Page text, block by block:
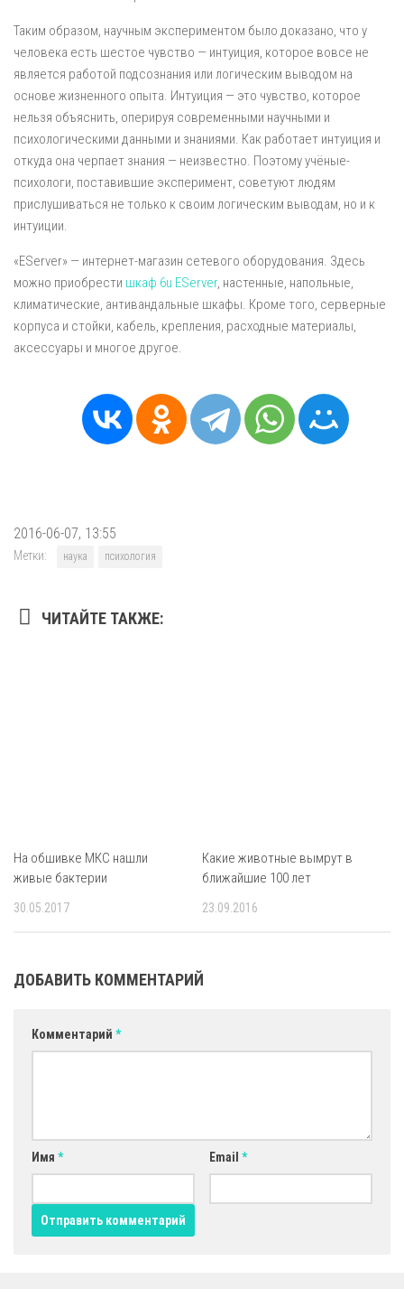
Таким образом, научным экспериментом было доказано, что у
человека есть шестое чувство — интуиция, которое вовсе не
является работой подсознания или логическим выводом на
основе жизненного опыта. Интуиция — это чувство, которое
нельзя объяснить, оперируя современными научными и
психологическими данными и знаниями. Как работает интуиция и
откуда она черпает знания — неизвестно. Поэтому учёные-
психологи, поставившие эксперимент, советуют людям
прислушиваться не только к своим логическим выводам, но и к
интуиции.
«EServer» — интернет-магазин сетевого оборудования. Здесь
можно приобрести шкаф 6u EServer, настенные, напольные,
климатические, антивандальные шкафы. Кроме того, серверные
корпуса и стойки, кабель, крепления, расходные материалы,
аксессуары и многое другое.
2016-06-07, 13:55
Метки: наука психология
ЧИТАЙТЕ ТАКЖЕ:
На обшивке МКС нашли
живые бактерии
30.05.2017
Какие животные вымрут в
ближайшие 100 лет
23.09.2016
ДОБАВИТЬ КОММЕНТАРИЙ
Комментарий *
Имя * Email *